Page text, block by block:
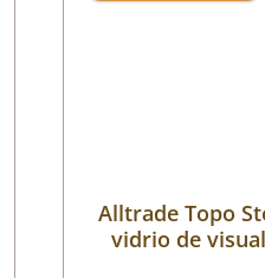
Alltrade Topo
vidrio de